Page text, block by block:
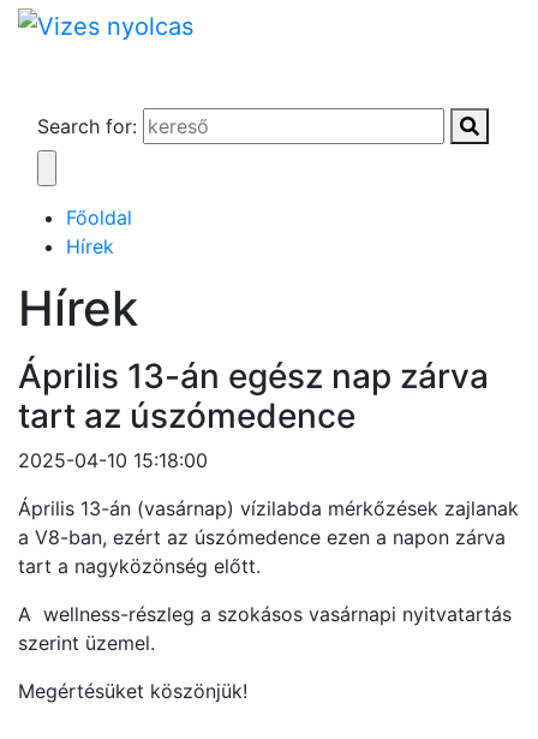
Search for:
Főoldal
Hírek
Hírek
Április 13-án egész nap zárva
tart az úszómedence
2025-04-10 15:18:00
Április 13-án (vasárnap) vízilabda mérkőzések zajlanak
a V8-ban, ezért az úszómedence ezen a napon zárva
tart a nagyközönség előtt.
A wellness-részleg a szokásos vasárnapi nyitvatartás
szerint üzemel.
Megértésüket köszönjük!